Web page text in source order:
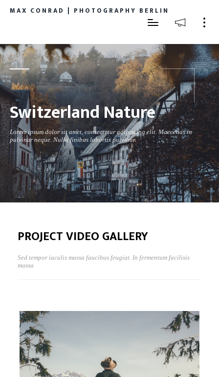
MAX CONRAD | PHOTOGRAPHY BERLIN
Switzerland Nature
Lorem ipsum dolor sit amet, consectetur adipiscing elit. Maecenas in
pulvinar neque. Nulla finibus lobortis pulvinar.
PROJECT VIDEO GALLERY
Sed tempor iaculis massa faucibus feugiat. In fermentum facilisis
massa